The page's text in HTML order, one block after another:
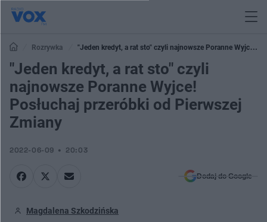
Rozrywka
"Jeden kredyt, a rat sto" czyli najnowsze Poranne Wyjce!
Posłuchaj przeróbki od Pierwszej Zmiany
"Jeden kredyt, a rat sto" czyli
najnowsze Poranne Wyjce!
Posłuchaj przeróbki od Pierwszej
Zmiany
2022-06-09 20:03
Dodaj do Google
Magdalena Szkodzińska